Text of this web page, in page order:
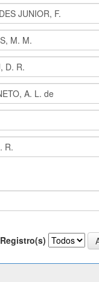
Registro(s)